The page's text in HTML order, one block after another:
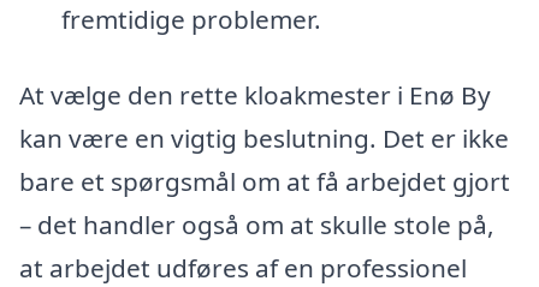
fremtidige problemer.
At vælge den rette kloakmester i Enø By
kan være en vigtig beslutning. Det er ikke
bare et spørgsmål om at få arbejdet gjort
– det handler også om at skulle stole på,
at arbejdet udføres af en professionel